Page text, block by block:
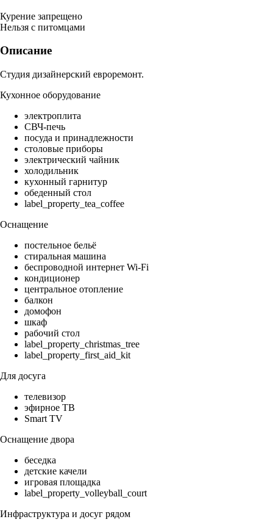
Курение запрещено
Нельзя с питомцами
Описание
Студия дизайнерский евроремонт.
Кухонное оборудование
электроплита
СВЧ-печь
посуда и принадлежности
столовые приборы
электрический чайник
холодильник
кухонный гарнитур
обеденный стол
label_property_tea_coffee
Оснащение
постельное бельё
стиральная машина
беспроводной интернет Wi-Fi
кондиционер
центральное отопление
балкон
домофон
шкаф
рабочий стол
label_property_christmas_tree
label_property_first_aid_kit
Для досуга
телевизор
эфирное ТВ
Smart TV
Оснащение двора
беседка
детские качели
игровая площадка
label_property_volleyball_court
Инфраструктура и досуг рядом